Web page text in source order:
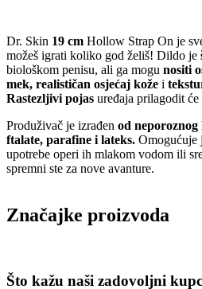
Dr. Skin 19 cm Hollow Strap On je
možeš igrati koliko god želiš! Dildo je
biološkom penisu, ali ga mogu nositi
mek, realističan osjećaj kože i
Rastezljivi pojas uređaja prilagodit će
Produživač je izrađen od
ftalate, parafine i lateks. Omogućuje
upotrebe operi ih mlakom vodom ili
spremni ste za nove avanture.
Značajke proizvoda
Što kažu naši zadovoljni